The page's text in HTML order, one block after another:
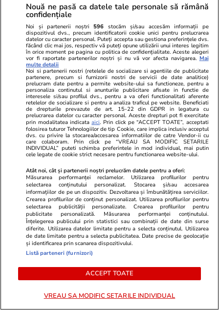
Știri Externe 08:19
Seceta extremă scoate la suprafață epave
ascunse de zeci de ani în Dunăre. Au reapărut
nave de război din 1944 și o barjă scufundată
în 1937
Știri România 18:34
Rezultatele loto din 30 iulie 2026. Numerele
câștigătoare extrase joi
Lifestyle
Postul Sfintei Mării – Postul
mănâncă în post
Nouă ne pasă ca datele tale personale să rămână
confidențiale
Noi și partenerii noștri 596 stocăm și/sau accesăm informații pe
dispozitivul dvs., precum identificatorii cookie unici pentru prelucrarea
datelor cu caracter personal. Puteți accepta sau gestiona preferințele dvs.
făcând clic mai jos, respectiv vă puteți opune utilizării unui interes legitim
în orice moment pe pagina cu politica de confidențialitate. Aceste alegeri
vor fi raportate partenerilor noștri și nu vă vor afecta navigarea. Mai
multe detalii
Noi si partenerii nostri (retelele de socializare si agentiile de publicitate
partenere, precum si furnizorii nostri de servicii de date analitice)
prelucram date pentru a permite website-ului sa functioneze, pentru a
personaliza continutul si anunturile publicitare afisate in functie de
interesele si/sau profilul dvs., pentru a va oferi functionalitati aferente
retelelor de socializare si pentru a analiza traficul pe website. Beneficiati
de drepturile prevazute de art. 15-22 din GDPR in legatura cu
prelucrarea datelor cu caracter personal. Aceste drepturi pot fi exercitate
prin modalitatea indicataaici. Prin click pe “ACCEPT TOATE”, acceptati
folosirea tuturor Tehnologiilor de tip Cookie, care implica inclusiv acceptul
dvs. cu privire la stocarea/accesarea informatiilor de catre Vendor-ii cu
care colaboram. Prin click pe “VREAU SA MODIFIC SETARILE
INDIVIDUAL” puteti schimba preferintele in mod individual, mai putin
cele legate de cookie strict necesare pentru functionarea website-ului.
Atât noi, cât și partenerii noștri prelucrăm datele pentru a oferi:
Măsurarea performanței reclamelor. Utilizarea profilurilor pentru
selectarea conținutului personalizat. Stocarea și/sau accesarea
informațiilor de pe un dispozitiv. Dezvoltarea și îmbunătățirea serviciilor.
Crearea profilurilor de conținut personalizat. Utilizarea profilurilor pentru
selectarea publicității personalizate. Crearea profilurilor pentru
publicitate personalizată. Măsurarea performanței conținutului.
Înțelegerea publicului prin statistici sau combinații de date din surse
diferite. Utilizarea datelor limitate pentru a selecta conținutul. Utilizarea
de date limitate pentru a selecta publicitatea. Date precise de geolocație
și identificarea prin scanarea dispozitivului.
Listă parteneri (furnizori)
ACCEPT TOATE
VREAU SA MODIFIC SETARILE INDIVIDUAL